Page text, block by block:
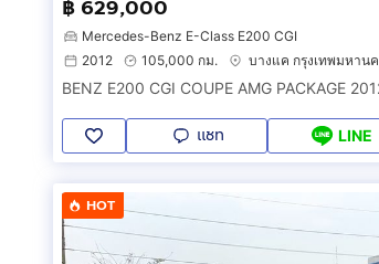
฿ 629,000
Mercedes-Benz E-Class E200 CGI
2012
105,000 กม. บางแค กรุงเทพมหาน
แชท LINE
HOT